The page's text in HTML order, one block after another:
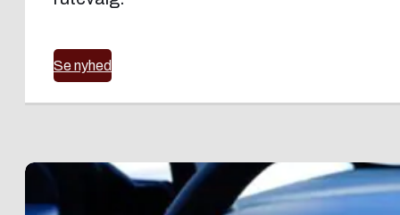
Se nyhed